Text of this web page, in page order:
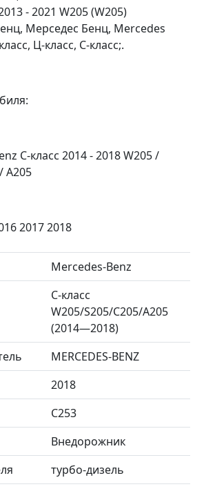
- 2021 W205 (W205)
Мерседес Бенц, Mercedes
Ц-класс, C-класс;.
C-класс 2014 - 2018 W205 /
A205
2017 2018
Mercedes-Benz
C-класс
W205/S205/C205/A205
(2014—2018)
MERCEDES-BENZ
2018
C253
Внедорожник
турбо-дизель